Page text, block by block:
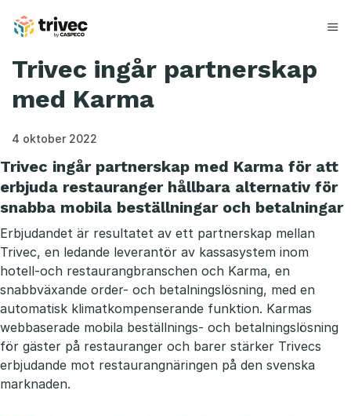
innehåll
Trivec ingår partnerskap
med Karma
4 oktober 2022
Trivec ingår partnerskap med Karma för att
erbjuda restauranger hållbara alternativ för
snabba mobila beställningar och betalningar
Erbjudandet är resultatet av ett partnerskap mellan
Trivec, en ledande leverantör av kassasystem inom
hotell-och restaurangbranschen och Karma, en
snabbväxande order- och betalningslösning, med en
automatisk klimatkompenserande funktion. Karmas
webbaserade mobila beställnings- och betalningslösning
för gäster på restauranger och barer stärker Trivecs
erbjudande mot restaurangnäringen på den svenska
marknaden.